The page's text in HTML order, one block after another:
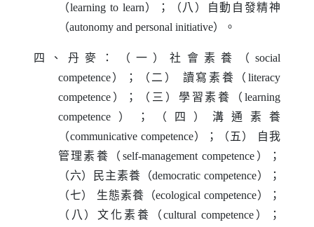
（learning to learn）；（八）自動自發精神
（autonomy and personal initiative）。
四、丹麥：（一）社會素養（ social
competence）；（二） 讀寫素養（literacy
competence）；（三）學習素養（ learning
competence）；（四）溝通素養
（communicative competence）；（五）
自我
管理素養（ self-management competence ）；
（六）民主素養（democratic competence）；
（七）
生態素養（ecological competence）；
（八）文化素養（cultural competence ）；